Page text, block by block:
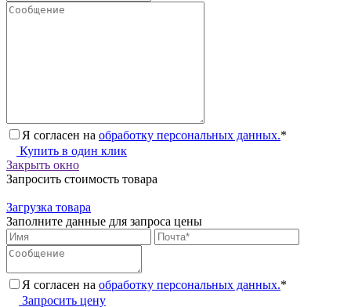
Я согласен на обработку персональных данных.*
Купить в один клик
Закрыть окно
Запросить стоимость товара
Загрузка товара
Заполните данные для запроса цены
Я согласен на обработку персональных данных.*
Запросить цену